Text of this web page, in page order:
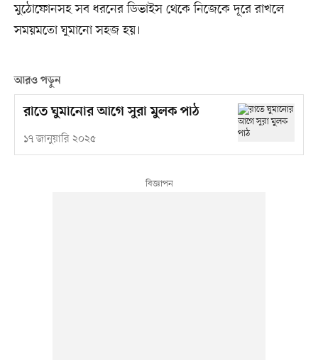
মুঠোফোনসহ সব ধরনের ডিভাইস থেকে নিজেকে দূরে রাখলে
সময়মতো ঘুমানো সহজ হয়।
আরও পড়ুন
রাতে ঘুমানোর আগে সুরা মুলক পাঠ
১৭ জানুয়ারি ২০২৫